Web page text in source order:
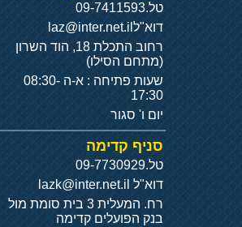
טל.09-7411593
דוא"ל laz@inter.net.il
רחוב התכלת 18, הוד השרון
(מתחם הסילו)
שעות פתיחה : א-ה 08:30-
17:30
יום ו' סגור
סניף קדימה
טל.09-7730929
דוא"ל
רח. המעלית 3 בית סומת מול
בנק הפועלים קדימה